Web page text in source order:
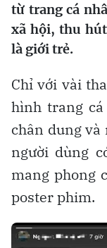
từ trang cá
xã hội, thu
là giới trẻ.
Chỉ với vài
hình trang cá
chân dung và
người dùng
mang phong
poster phim.